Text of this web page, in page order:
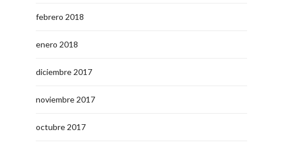
febrero 2018
enero 2018
diciembre 2017
noviembre 2017
octubre 2017